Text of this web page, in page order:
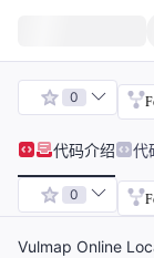
0
代码介绍 代
0
Vulmap Online